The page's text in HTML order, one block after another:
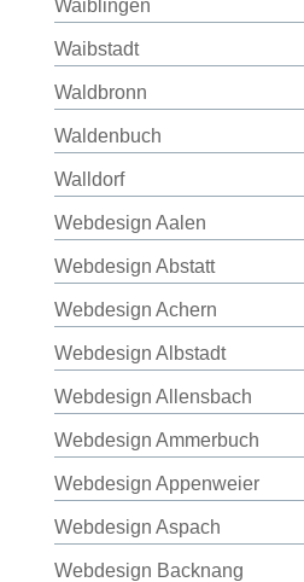
Waiblingen
Waibstadt
Waldbronn
Waldenbuch
Walldorf
Webdesign Aalen
Webdesign Abstatt
Webdesign Achern
Webdesign Albstadt
Webdesign Allensbach
Webdesign Ammerbuch
Webdesign Appenweier
Webdesign Aspach
Webdesign Backnang